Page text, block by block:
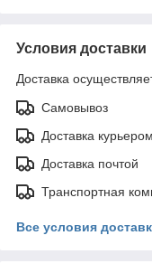
Условия доставки
Доставка
Самовывоз
Доставка курьером
Доставка почтой
Транспортная
Все условия